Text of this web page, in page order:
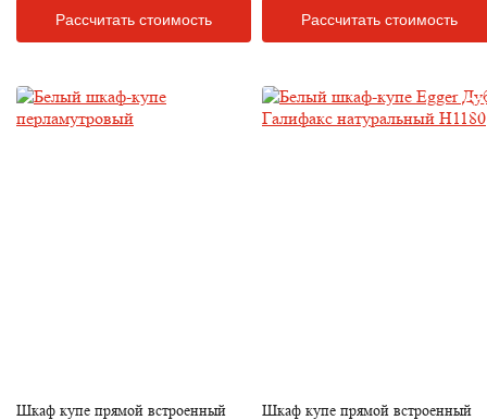
Рассчитать стоимость Рассчитать стоимость
Шкаф купе прямой встроенный
Шкаф купе прямой встроенный